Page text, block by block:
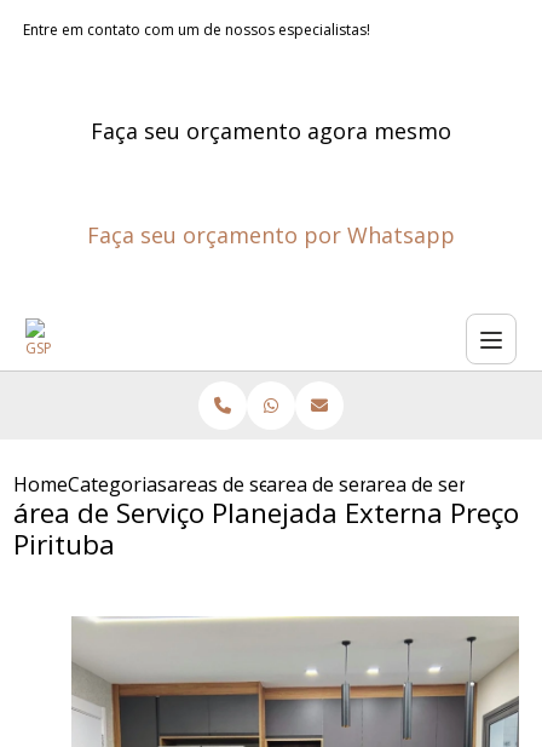
Entre em contato com um de nossos especialistas!
Faça seu orçamento agora mesmo
Faça seu orçamento por Whatsapp
HomeCategoriasareas de servico planejadas
area de servico planejada
area de servico
área de Serviço Planejada Externa Preço
Pirituba